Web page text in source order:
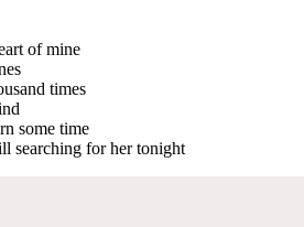
of mine
times
some time
searching for her tonight